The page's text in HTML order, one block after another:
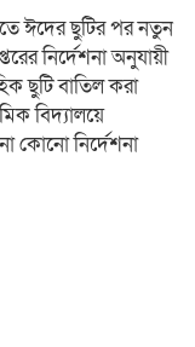
ঈদের ছুটির পর নতুন
নির্দেশনা অনুযায়ী
ছুটি বাতিল করা
বিদ্যালয়ে
কোনো নির্দেশনা